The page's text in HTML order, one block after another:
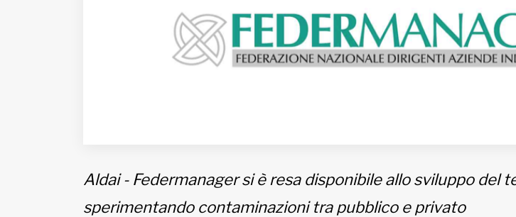
Aldai - Federmanager si è resa disponibile allo sviluppo del
sperimentando contaminazioni tra pubblico e privato